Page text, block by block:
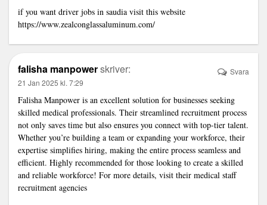
if you want driver jobs in saudia visit this website
https://www.zealconglassaluminum.com/
falisha manpowerskriver:
21 Jan 2025 kl. 7:29
Falisha Manpower is an excellent solution for businesses seeking
skilled medical professionals. Their streamlined recruitment process
not only saves time but also ensures you connect with top-tier talent.
Whether you’re building a team or expanding your workforce, their
expertise simplifies hiring, making the entire process seamless and
efficient. Highly recommended for those looking to create a skilled
and reliable workforce! For more details, visit their medical staff
recruitment agencies
Svara